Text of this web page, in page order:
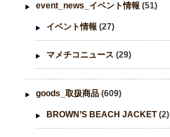
event_news_イベント情報 (51)
イベント情報 (27)
マメチコニュース (29)
goods_取扱商品 (609)
BROWN’S BEACH JACKET(2)